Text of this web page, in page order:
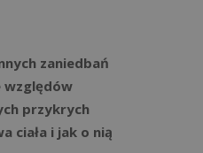
zaniedbań
względów
przykrych
ciała i jak o nią